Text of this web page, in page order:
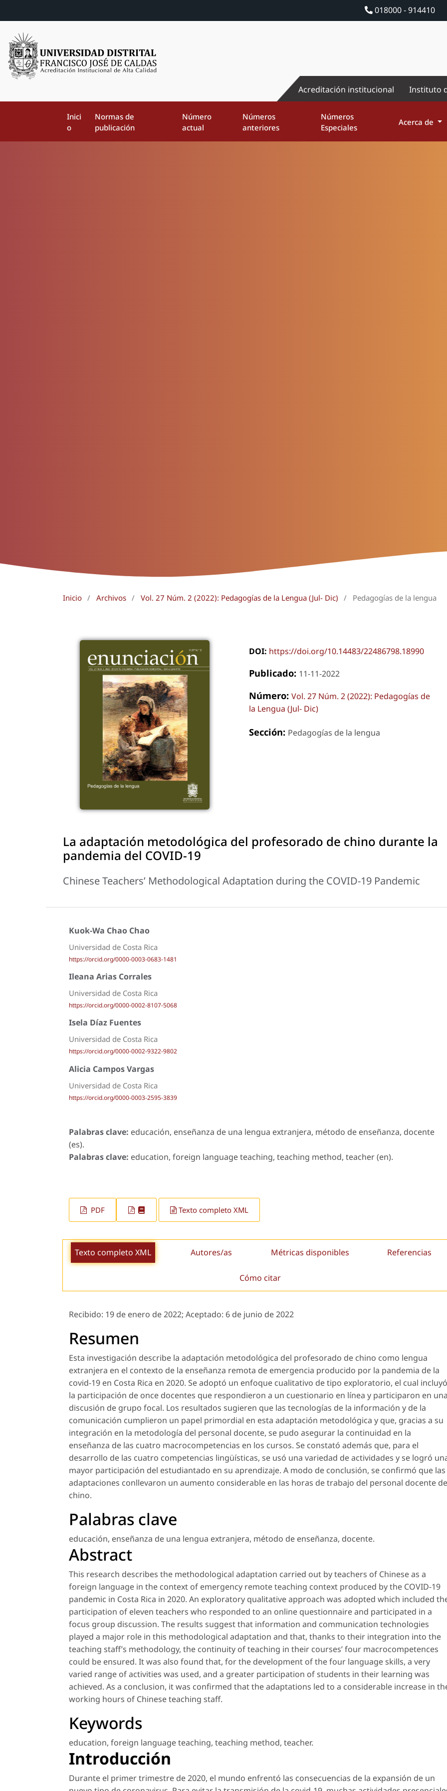
018000 - 914410
Acreditación institucional Instituto
Inici
o
Normas de
publicación
Número
actual
Números
anteriores
Números
Especiales
Acerca de
Inicio / Archivos / Vol. 27 Núm. 2 (2022): Pedagogías de la Lengua (Jul- Dic) / Pedagogías de la lengua
DOI: https://doi.org/10.14483/22486798.18990
Publicado: 11-11-2022
Número: Vol. 27 Núm. 2 (2022): Pedagogías de
la Lengua (Jul- Dic)
Sección: Pedagogías de la lengua
La adaptación metodológica del profesorado de chino durante la
pandemia del COVID-19
Chinese Teachers’ Methodological Adaptation during the COVID-19 Pandemic
Kuok-Wa Chao Chao
Universidad de Costa Rica
https://orcid.org/0000-0003-0683-1481
Ileana Arias Corrales
Universidad de Costa Rica
https://orcid.org/0000-0002-8107-5068
Isela Díaz Fuentes
Universidad de Costa Rica
https://orcid.org/0000-0002-9322-9802
Alicia Campos Vargas
Universidad de Costa Rica
https://orcid.org/0000-0003-2595-3839
Palabras clave: educación, enseñanza de una lengua extranjera, método de enseñanza, docente
(es).
Palabras clave: education, foreign language teaching, teaching method, teacher (en).
PDF Texto completo XML
Texto completo XML Autores/as Métricas disponibles Referencias
Cómo citar
Recibido: 19 de enero de 2022; Aceptado: 6 de junio de 2022
Resumen
Esta investigación describe la adaptación metodológica del profesorado de chino como lengua
extranjera en el contexto de la enseñanza remota de emergencia producido por la pandemia de la
covid-19 en Costa Rica en 2020. Se adoptó un enfoque cualitativo de tipo exploratorio, el cual incluyó
la participación de once docentes que respondieron a un cuestionario en línea y participaron en una
discusión de grupo focal. Los resultados sugieren que las tecnologías de la información y de la
comunicación cumplieron un papel primordial en esta adaptación metodológica y que, gracias a su
integración en la metodología del personal docente, se pudo asegurar la continuidad en la
enseñanza de las cuatro macrocompetencias en los cursos. Se constató además que, para el
desarrollo de las cuatro competencias lingüísticas, se usó una variedad de actividades y se logró
mayor participación del estudiantado en su aprendizaje. A modo de conclusión, se confirmó que las
adaptaciones conllevaron un aumento considerable en las horas de trabajo del personal docente de
chino.
Palabras clave
educación, enseñanza de una lengua extranjera, método de enseñanza, docente.
Abstract
This research describes the methodological adaptation carried out by teachers of Chinese as a
foreign language in the context of emergency remote teaching context produced by the COVID-19
pandemic in Costa Rica in 2020. An exploratory qualitative approach was adopted which included
participation of eleven teachers who responded to an online questionnaire and participated in a
focus group discussion. The results suggest that information and communication technologies
played a major role in this methodological adaptation and that, thanks to their integration into the
teaching staff’s methodology, the continuity of teaching in their courses’ four macrocompetences
could be ensured. It was also found that, for the development of the four language skills, a very
varied range of activities was used, and a greater participation of students in their learning was
achieved. As a conclusion, it was confirmed that the adaptations led to a considerable increase in
working hours of Chinese teaching staff.
Keywords
education, foreign language teaching, teaching method, teacher.
Introducción
Durante el primer trimestre de 2020, el mundo enfrentó las consecuencias de la expansión de un